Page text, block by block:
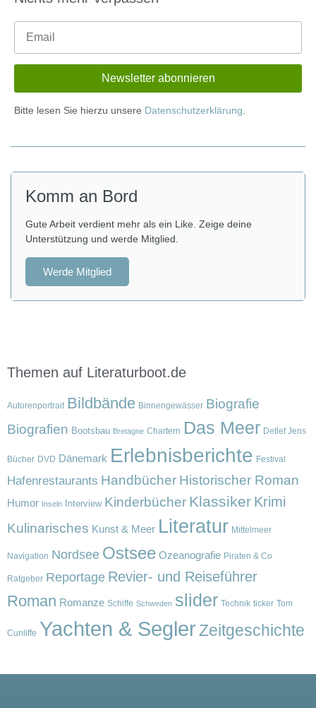
Bitte lesen Sie hierzu unsere Datenschutzerklärung
Komm an Bord
Gute Arbeit verdient mehr als ein Like. Zeige deine
Unterstützung und werde Mitglied.
Werde Mitglied
Themen auf Literaturboot.de
Autorenportrait Bildbände Binnengewässer Biografie
Biografien Bootsbau Bretagne Chartern Das Meer Detlef Jens
Bücher DVD Dänemark Erlebnisberichte Festival
Hafenrestaurants Handbücher Historischer Roman
Humor Inseln Interview Kinderbücher Klassiker Krimi
Kulinarisches Kunst & Meer Literatur Mittelmeer
Navigation Nordsee Ostsee Ozeanografie Piraten & Co
Ratgeber Reportage Revier- und Reiseführer
Roman Romanze Schiffe Schweden slider Technik ticker Tom
Cunliffe Yachten & SeglerZeitgeschichte